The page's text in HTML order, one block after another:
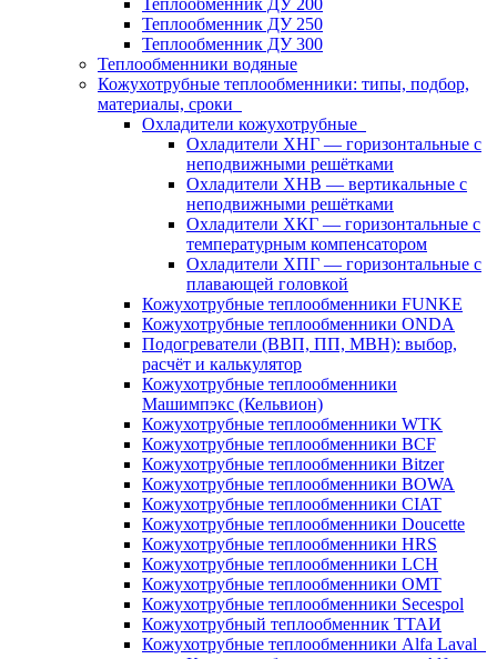
Теплообменник ДУ 200
Теплообменник ДУ 250
Теплообменник ДУ 300
Теплообменники водяные
Кожухотрубные теплообменники: типы, подбор,
материалы, сроки
Охладители кожухотрубные
Охладители ХНГ — горизонтальные с
неподвижными решётками
Охладители ХНВ — вертикальные с
неподвижными решётками
Охладители ХКГ — горизонтальные с
температурным компенсатором
Охладители ХПГ — горизонтальные с
плавающей головкой
Кожухотрубные теплообменники FUNKE
Кожухотрубные теплообменники ONDA
Подогреватели (ВВП, ПП, МВН): выбор,
расчёт и калькулятор
Кожухотрубные теплообменники
Машимпэкс (Кельвион)
Кожухотрубные теплообменники WTK
Кожухотрубные теплообменники BCF
Кожухотрубные теплообменники Bitzer
Кожухотрубные теплообменники BOWA
Кожухотрубные теплообменники CIAT
Кожухотрубные теплообменники Doucette
Кожухотрубные теплообменники HRS
Кожухотрубные теплообменники LCH
Кожухотрубные теплообменники OMT
Кожухотрубные теплообменники Secespol
Кожухотрубный теплообменник ТТАИ
Кожухотрубные теплообменники Alfa Laval